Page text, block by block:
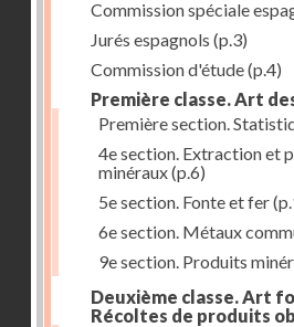
Commission spéciale
Jurés espagnols (p.3)
Commission d'étude(p.4)
Première classe. Art
Première section.
4e section. Extraction et
minéraux(p.6)
5e section. Fonte et fer
6e section. Métaux
9e section. Produits
Deuxième classe. Art
Récoltes de produits